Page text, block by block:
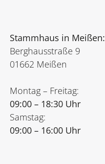
Stammhaus in Meißen:
Berghausstraße 9
01662 Meißen
Montag – Freitag:
09:00 – 18:30 Uhr
Samstag:
09:00 – 16:00 Uhr